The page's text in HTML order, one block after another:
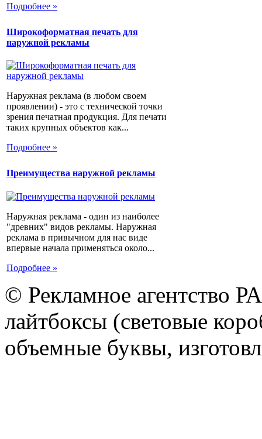
Подробнее »
Широкоформатная печать для
наружной рекламы
Наружная реклама (в любом своем
проявлении) - это с технической точки
зрения печатная продукция. Для печати
таких крупных объектов как...
Подробнее »
Преимущества наружной рекламы
Наружная реклама - один из наиболее
"древних" видов рекламы. Наружная
реклама в привычном для нас виде
впервые начала применяться около...
Подробнее »
© Рекламное агентство
лайтбоксы (световые
объемные буквы,